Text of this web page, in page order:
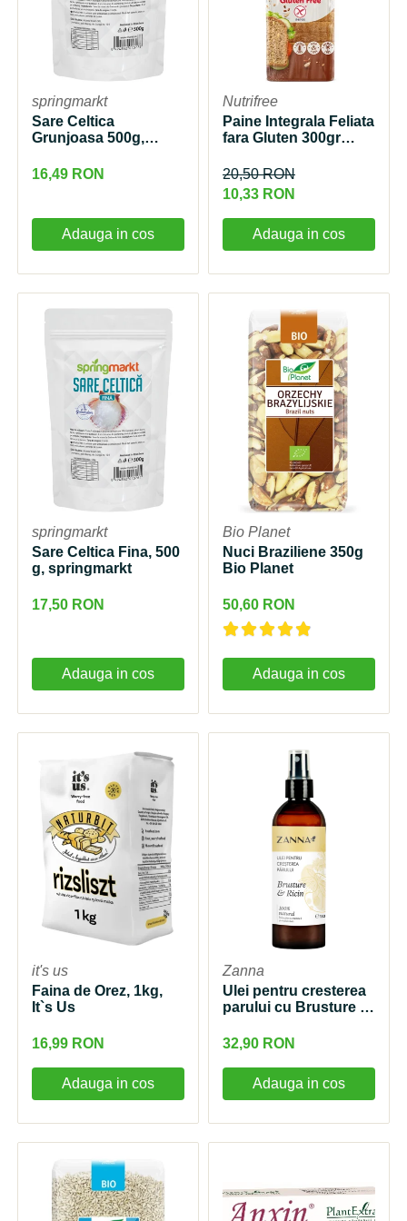
springmarkt
Sare Celtica
Grunjoasa 500g,
16,49 RON
Adauga in cos
Nutrifree
Paine Integrala Feliata
fara Gluten 300gr
20,50 RON
10,33 RON
Adauga in cos
springmarkt
Sare Celtica Fina, 500
g, springmarkt
17,50 RON
Adauga in cos
Bio Planet
Nuci Braziliene 350g
Bio Planet
50,60 RON
Adauga in cos
it's us
Faina de Orez, 1kg,
It`s Us
16,99 RON
Adauga in cos
Zanna
Ulei pentru cresterea
parului cu Brusture si
32,90 RON
Adauga in cos